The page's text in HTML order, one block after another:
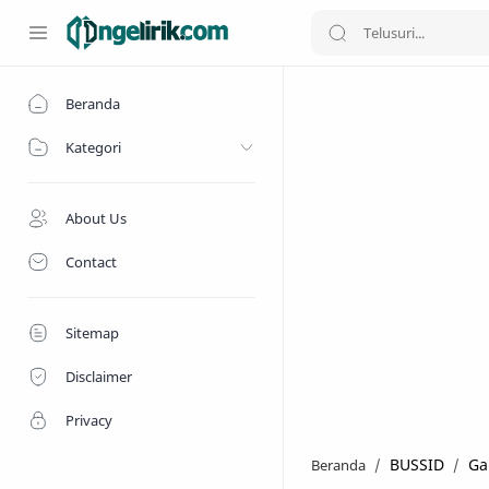
Beranda
Kategori
About Us
Contact
Sitemap
Disclaimer
Privacy
Beranda BUSSID